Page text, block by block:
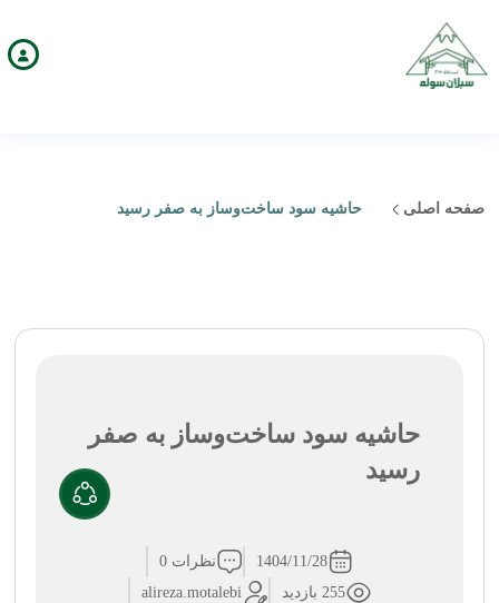
صفحه اصلی حاشیه سود ساخت‌وساز به صفر رسید
حاشیه سود ساخت‌وساز به صفر
رسید
1404/11/28
نظرات 0
255 بازدید
alireza.motalebi